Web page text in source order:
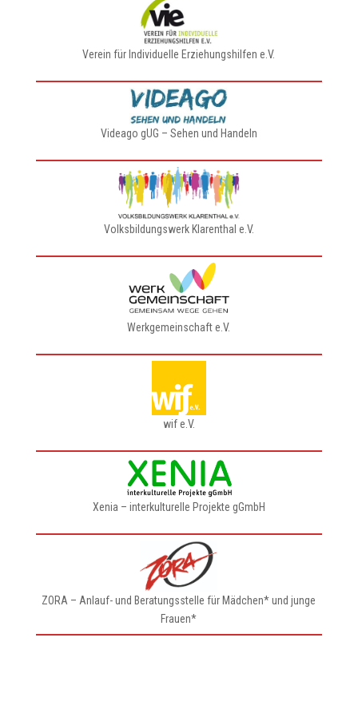
Verein für Individuelle Erziehungshilfen e.V.
Videago gUG – Sehen und Handeln
Volksbildungswerk Klarenthal e.V.
Werkgemeinschaft e.V.
wif e.V.
Xenia – interkulturelle Projekte gGmbH
ZORA – Anlauf- und Beratungsstelle für Mädchen* und junge
Frauen*